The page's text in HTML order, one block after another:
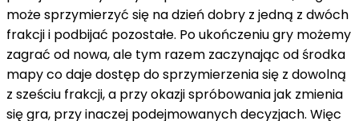
może sprzymierzyć się na dzień dobry z jedną z dwóch
frakcji i podbijać pozostałe. Po ukończeniu gry możemy
zagrać od nowa, ale tym razem zaczynając od środka
mapy co daje dostęp do sprzymierzenia się z dowolną
z sześciu frakcji, a przy okazji spróbowania jak zmienia
się gra, przy inaczej podejmowanych decyzjach. Więc